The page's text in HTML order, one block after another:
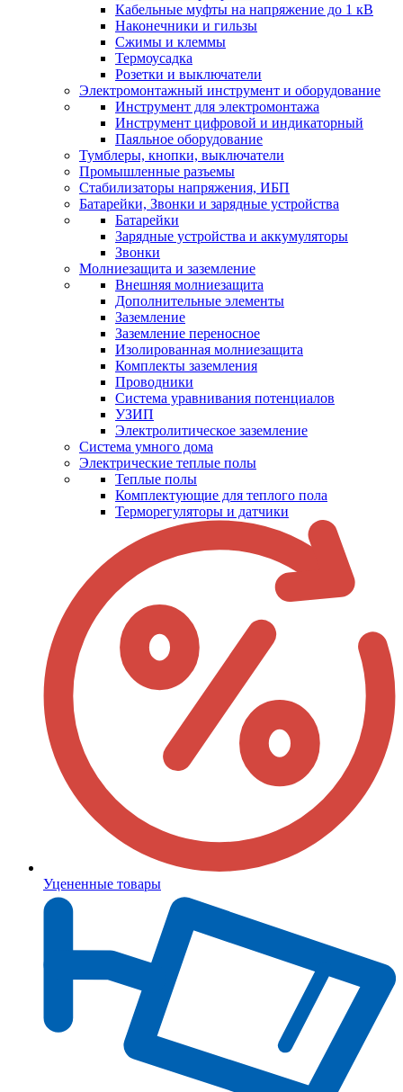
Кабельные муфты на напряжение до 1 кВ
Наконечники и гильзы
Сжимы и клеммы
Термоусадка
Розетки и выключатели
Электромонтажный инструмент и оборудование
Инструмент для электромонтажа
Инструмент цифровой и индикаторный
Паяльное оборудование
Тумблеры, кнопки, выключатели
Промышленные разъемы
Стабилизаторы напряжения, ИБП
Батарейки, Звонки и зарядные устройства
Батарейки
Зарядные устройства и аккумуляторы
Звонки
Молниезащита и заземление
Внешняя молниезащита
Дополнительные элементы
Заземление
Заземление переносное
Изолированная молниезащита
Комплекты заземления
Проводники
Система уравнивания потенциалов
УЗИП
Электролитическое заземление
Система умного дома
Электрические теплые полы
Теплые полы
Комплектующие для теплого пола
Терморегуляторы и датчики
Уцененные товары